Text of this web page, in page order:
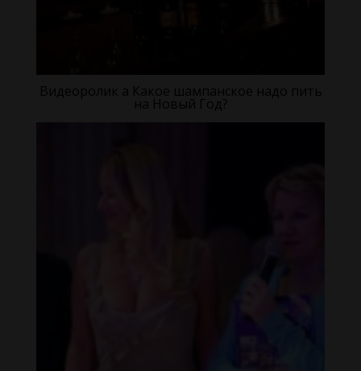
Видеоролик а Какое шампанское надо пить
на Новый Год?